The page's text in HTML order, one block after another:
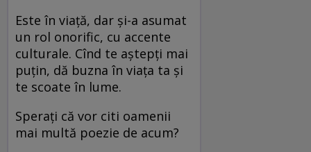
Este în viață, dar și-a asumat
un rol onorific, cu accente
culturale. Cînd te aștepți mai
puțin, dă buzna în viața ta și
te scoate în lume.
Sperați că vor citi oamenii
mai multă poezie de acum?